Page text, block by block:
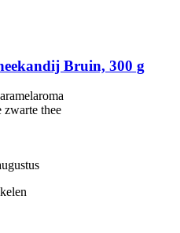
Bruin, 300 g
thee